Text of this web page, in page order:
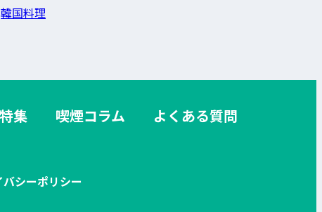
韓国料理
集 喫煙コラム よくある質問
バシーポリシー